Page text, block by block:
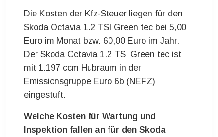
Die Kosten der Kfz-Steuer liegen für den
Skoda Octavia 1.2 TSI Green tec bei 5,00
Euro im Monat bzw. 60,00 Euro im Jahr.
Der Skoda Octavia 1.2 TSI Green tec ist
mit 1.197 ccm Hubraum in der
Emissionsgruppe Euro 6b (NEFZ)
eingestuft.
Welche Kosten für Wartung und
Inspektion fallen an für den Skoda